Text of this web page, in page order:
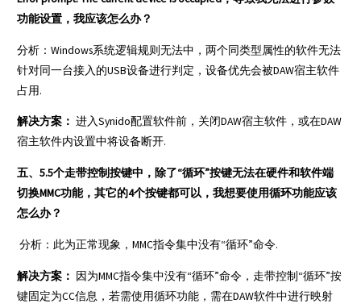
功能设置，我应该怎么办？
分析：Windows系统逻辑规则无法中，两个同类型属性的软件无法
针对同一台接入的USB设备进行判定，设备优先会被DAW宿主软件
占用.
解决方案： 进入Synido配置软件前，关闭DAW宿主软件，或在DAW
宿主软件内设置中将设备断开.
五、5.5个走带控制按键中，除了“循环”按键无法在硬件和软件端
切换MMC功能，其它的4个按键都可以，我想要使用循环功能应该
怎么办？
分析：此为正常现象，MMC指令集中没有“循环”命令.
解决方案： 因为MMC指令集中没有“循环”命令，走带控制“循环”按
键固定为CC信息，若需使用循环功能，需在DAW软件中进行映射